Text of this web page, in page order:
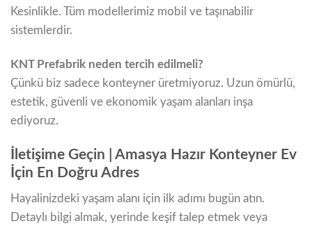
Kesinlikle. Tüm modellerimiz mobil ve taşınabilir
sistemlerdir.
KNT Prefabrik neden tercih edilmeli?
Çünkü biz sadece konteyner üretmiyoruz. Uzun ömürlü,
estetik, güvenli ve ekonomik yaşam alanları inşa
ediyoruz.
İletişime Geçin | Amasya Hazır Konteyner Ev
İçin En Doğru Adres
Hayalinizdeki yaşam alanı için ilk adımı bugün atın.
Detaylı bilgi almak, yerinde keşif talep etmek veya